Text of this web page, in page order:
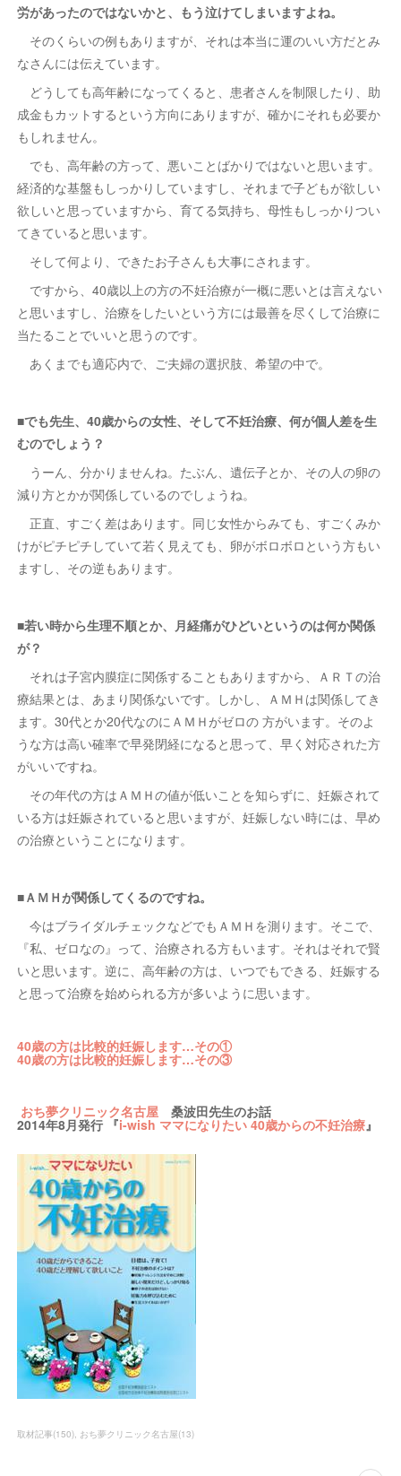
労があったのではないかと、もう泣けてしまいますよね。
そのくらいの例もありますが、それは本当に運のいい方だとみ
なさんには伝えています。
どうしても高年齢になってくると、患者さんを制限したり、助
成金もカットするという方向にありますが、確かにそれも必要か
もしれません。
でも、高年齢の方って、悪いことばかりではないと思います。
経済的な基盤もしっかりしていますし、それまで子どもが欲しい
欲しいと思っていますから、育てる気持ち、母性もしっかりつい
てきていると思います。
そして何より、できたお子さんも大事にされます。
ですから、40歳以上の方の不妊治療が一概に悪いとは言えない
と思いますし、治療をしたいという方には最善を尽くして治療に
当たることでいいと思うのです。
あくまでも適応内で、ご夫婦の選択肢、希望の中で。
■でも先生、40歳からの女性、そして不妊治療、何が個人差を生
むのでしょう？
うーん、分かりませんね。たぶん、遺伝子とか、その人の卵の
減り方とかが関係しているのでしょうね。
正直、すごく差はあります。同じ女性からみても、すごくみか
けがピチピチしていて若く見えても、卵がボロボロという方もい
ますし、その逆もあります。
■若い時から生理不順とか、月経痛がひどいというのは何か関係
が？
それは子宮内膜症に関係することもありますから、ＡＲＴの治
療結果とは、あまり関係ないです。しかし、ＡＭＨは関係してき
ます。30代とか20代なのにＡＭＨがゼロの 方がいます。そのよ
うな方は高い確率で早発閉経になると思って、早く対応された方
がいいですね。
その年代の方はＡＭＨの値が低いことを知らずに、妊娠されて
いる方は妊娠されていると思いますが、妊娠しない時には、早め
の治療ということになります。
■ＡＭＨが関係してくるのですね。
今はブライダルチェックなどでもＡＭＨを測ります。そこで、
『私、ゼロなの』って、治療される方もいます。それはそれで賢
いと思います。逆に、高年齢の方は、いつでもできる、妊娠する
と思って治療を始められる方が多いように思います。
40歳の方は比較的妊娠します…その①
40歳の方は比較的妊娠します…その③
おち夢クリニック名古屋桑波田先生のお話
2014年8月発行 『i-wish ママになりたい 40歳からの不妊治療』
取材記事(150) おち夢クリニック名古屋(13)